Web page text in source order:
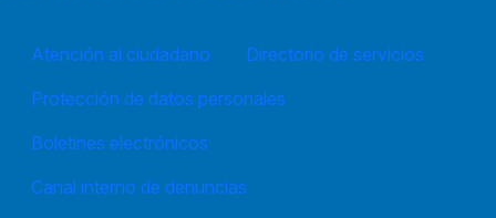
Atención al ciudadano
Directorio de servicios
Protección de datos personales
Boletines electrónicos
Canal interno de denuncias